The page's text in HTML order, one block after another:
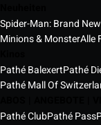
Spider-Man: Brand
Minions & MonsterAlle
Pathé BalexertPathé
Pathé Mall Of
Pathé ClubPathé Pass